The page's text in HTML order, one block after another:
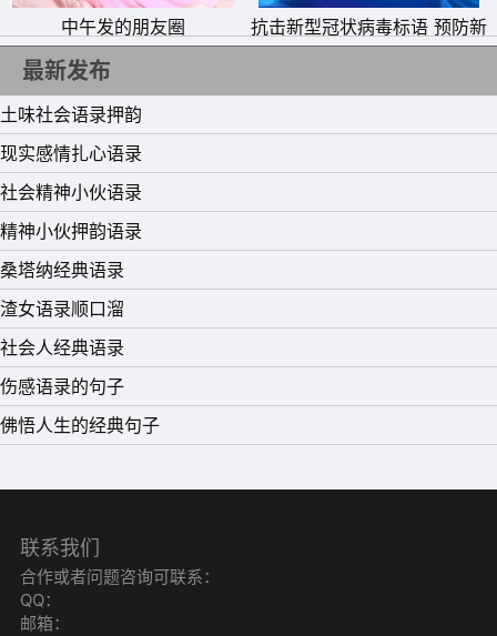
13、成功的秘诀端赖坚毅的决心。——英狄兹雷利
14、为伟大的事业捐躯，从来就不能算作失败。——拜伦
15、生命，那是自然付给人类去雕琢的宝石。——诺贝尔
中午发的朋友圈
抗击新型冠状病毒标语 预防新
型肺炎从我做起横幅宣传语
最新发布
土味社会语录押韵
现实感情扎心语录
社会精神小伙语录
精神小伙押韵语录
桑塔纳经典语录
渣女语录顺口溜
社会人经典语录
伤感语录的句子
佛悟人生的经典句子
联系我们
合作或者问题咨询可联系：
QQ：
邮箱：